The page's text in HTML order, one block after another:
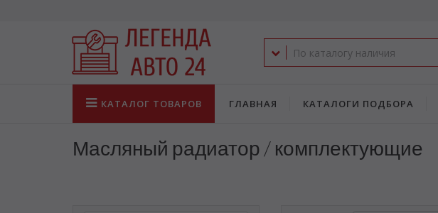
КАТАЛОГ ТОВАРОВ ГЛАВНАЯ КАТАЛОГИ ПОДБОРА
Масляный радиатор / комплектующие